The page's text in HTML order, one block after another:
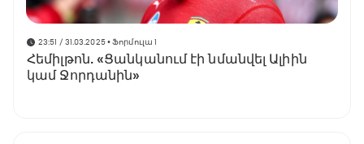
23:51 / 31.03.2025• Ֆորմուլա 1
Հեմիլթոն. «Ցանկանում էի նմանվել Ալիին
կամ Ջորդանին»